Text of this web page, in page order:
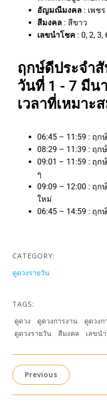
อัญมณีมงคล : เพชร
สีมงคล : สีขาว
เลขนำโชค : 0, 2, 3,
ฤกษ์ดีประจำ
วันที่ 1 - 7 มีน
เวลาที่เหมาะ
06:45 – 11:59 : ฤ
08:29 – 11:39 : ฤ
09:01 – 11:59 : ฤก
ๆ
09:09 – 12:00 : ฤก
ใหม่
06:45 – 14:59 : ฤ
CATEGORY:
ดูดวงรายวัน
TAGS:
ดูดวง
ดูดวงการงาน ดูดวงก
ดูดวงรายวัน
สีมงคล เลขน
Previous